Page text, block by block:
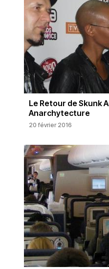
Le Retour de Skunk
Anarchytecture
20 février 2016